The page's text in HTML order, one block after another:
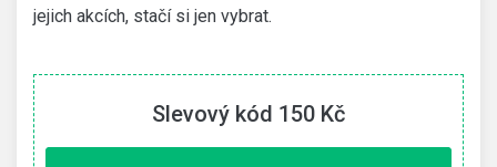
jejich akcích, stačí si jen vybrat.
Slevový kód 150 Kč